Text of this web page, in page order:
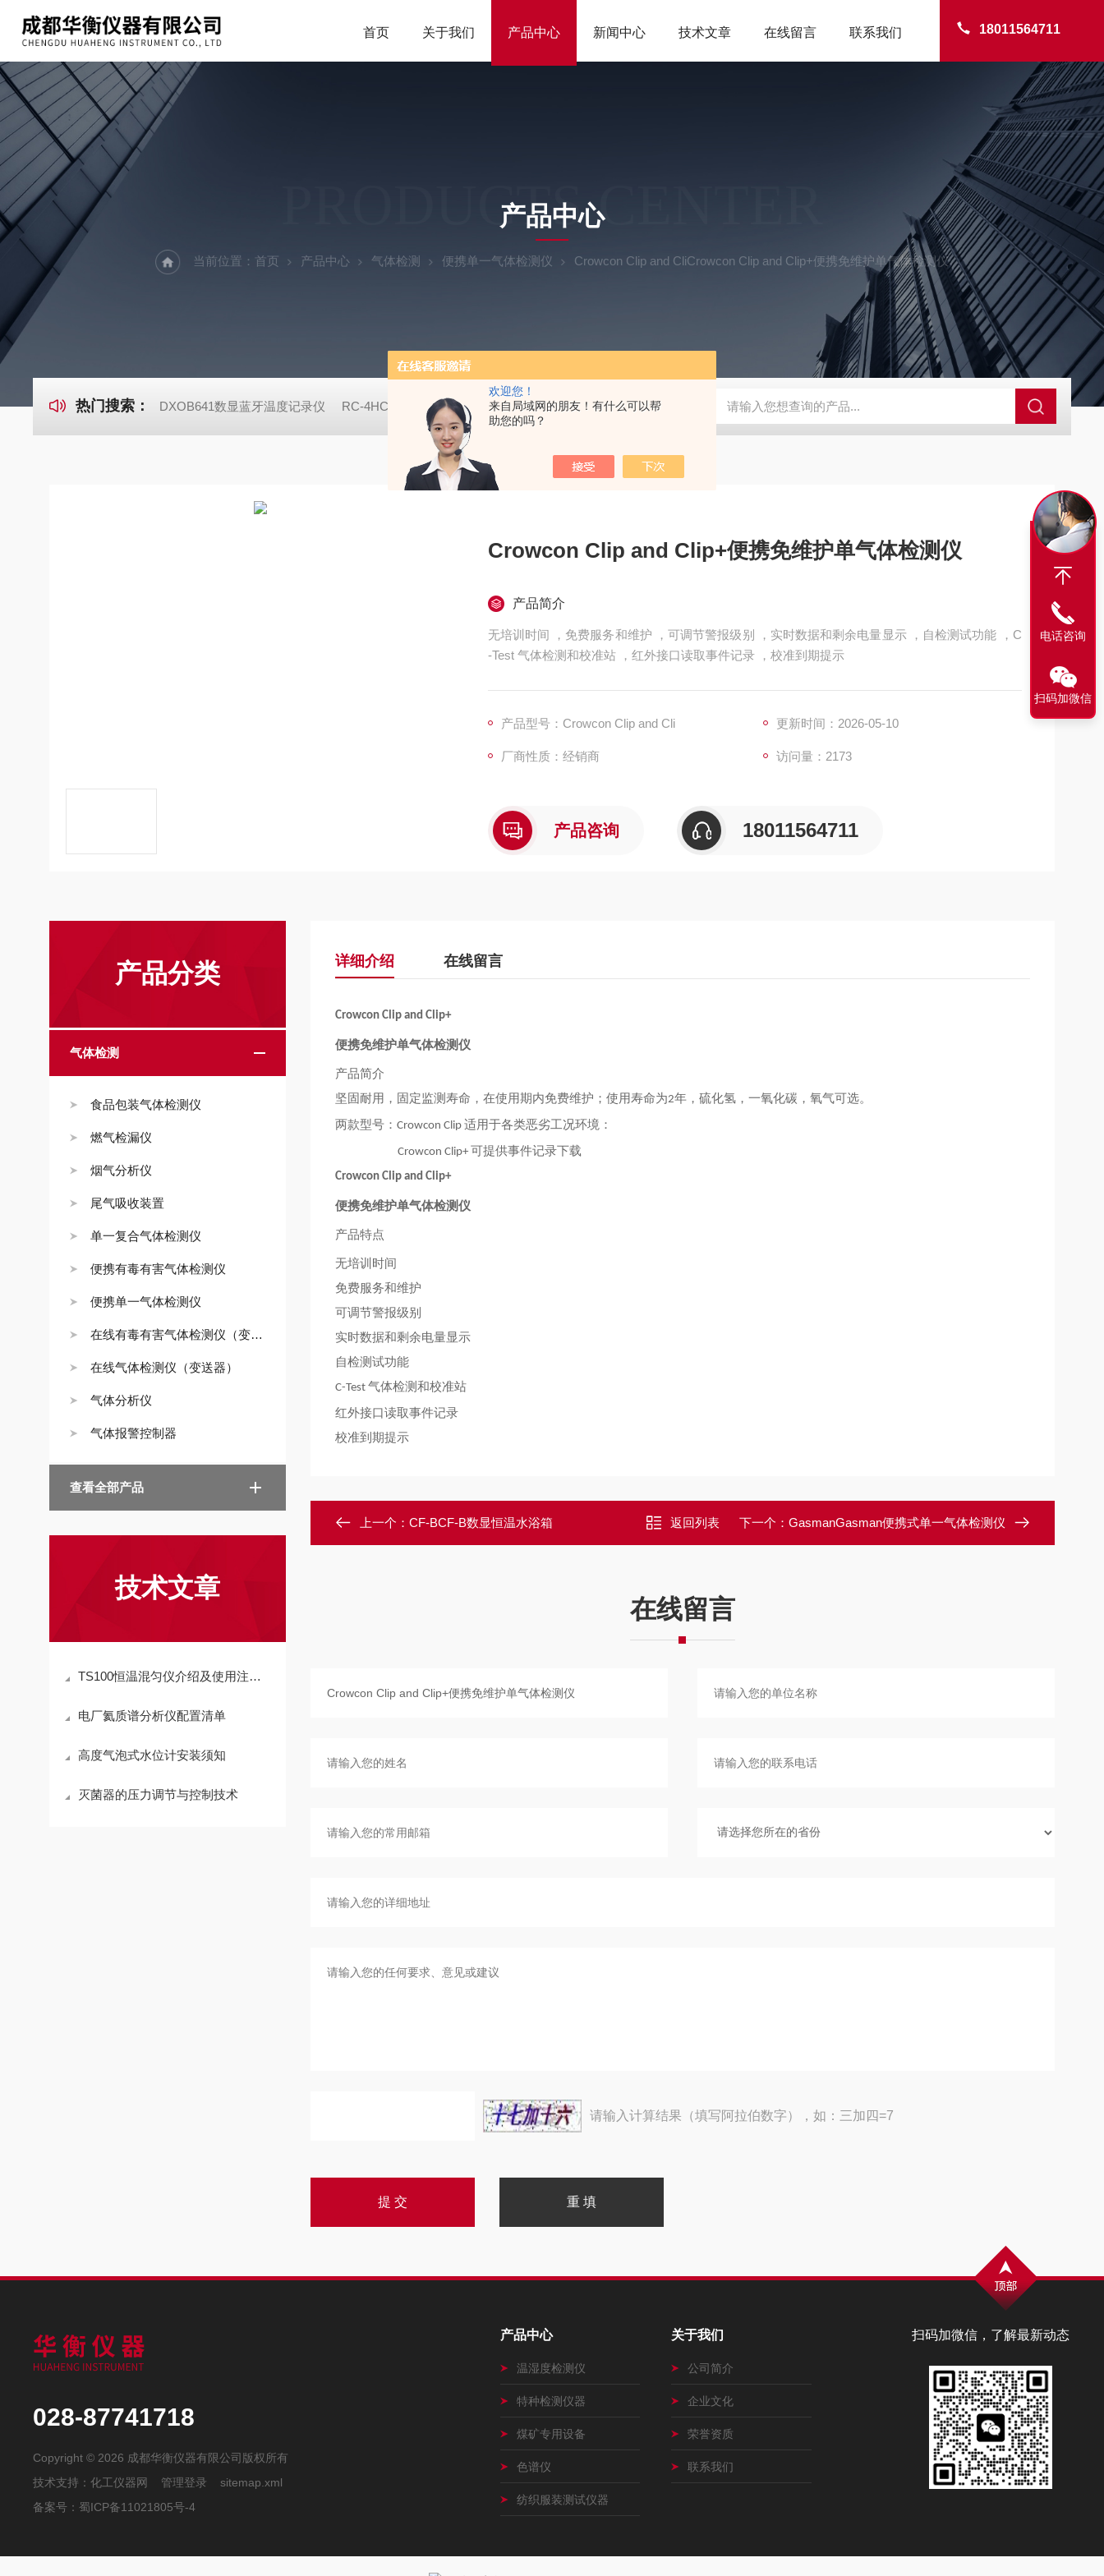
欢迎您！
来自局域网的朋友！有什么可以帮
助您的吗？
18011564711
首页 关于我们 产品中心 新闻中心 技术文章 在线留言 联系我们
PRODUCTS CENTER
产品中心
当前位置： 首页 产品中心 气体检测 便携单一气体检测仪 Crowcon Clip and CliCrowcon Clip and Clip+便携免维护单气体检测仪
热门搜索： DXOB641数显蓝牙温度记录仪 RC-4HC RC-4HA温湿度记录仪 多样品平行蒸发仪多样品平行蒸发仪 SBD-100B SBD-100D成都漏氯报警仪 漏氯报警器 漏氯检测仪
Crowcon Clip and Clip+便携免维护单气体检测仪
产品简介
无培训时间 ，免费服务和维护 ，可调节警报级别 ，实时数据和剩余电量显示 ，自检测试功能 ，C
-Test 气体检测和校准站 ，红外接口读取事件记录 ，校准到期提示
产品型号：Crowcon Clip and Cli 更新时间：2026-05-10
厂商性质：经销商 访问量：2173
产品咨询 18011564711
产品分类
气体检测
食品包装气体检测仪
燃气检漏仪
烟气分析仪
尾气吸收装置
单一复合气体检测仪
便携有毒有害气体检测仪
便携单一气体检测仪
在线有毒有害气体检测仪（变送器）
在线气体检测仪（变送器）
气体分析仪
气体报警控制器
查看全部产品
技术文章
TS100恒温混匀仪介绍及使用注意事项说明
电厂氦质谱分析仪配置清单
高度气泡式水位计安装须知
灭菌器的压力调节与控制技术
详细介绍 在线留言
Crowcon Clip and Clip+
便携免维护单气体检测仪
产品简介
坚固耐用，固定监测寿命，在使用期内免费维护；使用寿命为2年，硫化氢，一氧化碳，氧气可选。
两款型号： Crowcon Clip 适用于各类恶劣工况环境：
Crowcon Clip+ 可提供事件记录下载
Crowcon Clip and Clip+
便携免维护单气体检测仪
产品特点
无培训时间
免费服务和维护
可调节警报级别
实时数据和剩余电量显示
自检测试功能
C-Test 气体检测和校准站
红外接口读取事件记录
校准到期提示
上一个： CF-BCF-B数显恒温水浴箱 返回列表 下一个： GasmanGasman便携式单一气体检测仪
在线留言
请输入计算结果（填写阿拉伯数字），如：三加四=7
扫码加微信，了解最新动态
028-87741718
Copyright © 2026 成都华衡仪器有限公司版权所有
技术支持：化工仪器网 管理登录
sitemap.xml
备案号：蜀ICP备11021805号-4
产品中心
温湿度检测仪
特种检测仪器
煤矿专用设备
色谱仪
纺织服装测试仪器
关于我们
公司简介
企业文化
荣誉资质
联系我们
电话咨询
扫码加微信